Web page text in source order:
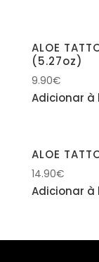
ALOE
(5.27oz)
9.90€
Adicionar à
ALOE
14.90€
Adicionar à